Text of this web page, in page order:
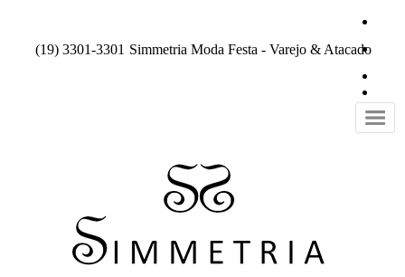
(19) 3301-3301 Simmetria Moda Festa - Varejo & Atacado